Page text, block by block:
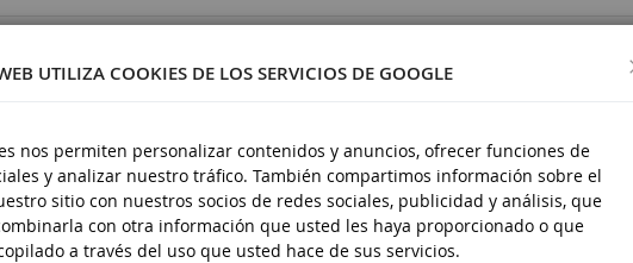
años
UTILIZA COOKIES DE LOS SERVICIOS DE GOOGLE
nos permiten personalizar contenidos y anuncios, ofrecer funciones de
y analizar nuestro tráfico. También compartimos información sobre el
sitio con nuestros socios de redes sociales, publicidad y análisis, que
con otra información que usted les haya proporcionado o que
a través del uso que usted hace de sus servicios.